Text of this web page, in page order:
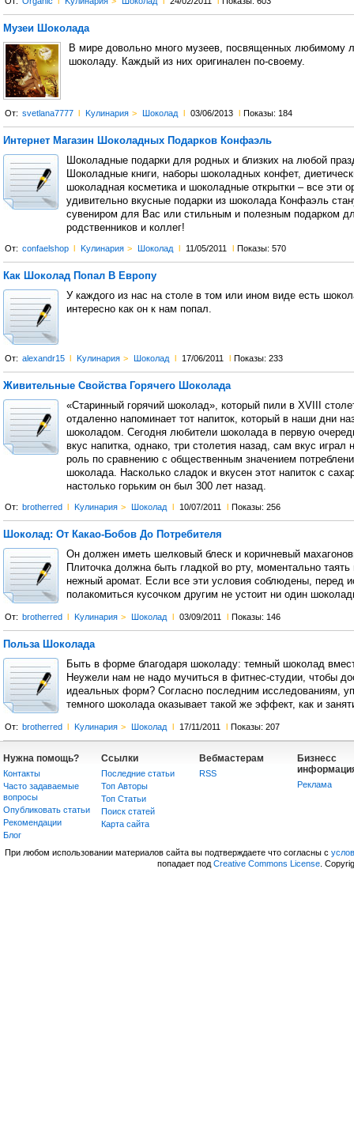
Музеи Шоколада
В мире довольно много музеев, посвященных любимому
шоколаду. Каждый из них оригинален по-своему.
От: svetlana7777 l Kулинария > Шоколад l 03/06/2013 l Показы: 184
Интернет Магазин Шоколадных Подарков Конфаэль
Шоколадные подарки для родных и близких на любой
Шоколадные книги, наборы шоколадных конфет,
шоколадная косметика и шоколадные открытки – все эти
удивительно вкусные подарки из шоколада Конфаэль
сувениром для Вас или стильным и полезным подарком
родственников и коллег!
От: confaelshop l Kулинария > Шоколад l 11/05/2011 l Показы: 570
Как Шоколад Попал В Европу
У каждого из нас на столе в том или ином виде есть
интересно как он к нам попал.
От: alexandr15 l Kулинария > Шоколад l 17/06/2011 l Показы: 233
Живительные Свойства Горячего Шоколада
«Старинный горячий шоколад», который пили в XVIII
отдаленно напоминает тот напиток, который в наши дни
шоколадом. Сегодня любители шоколада в первую
вкус напитка, однако, три столетия назад, сам вкус играл
роль по сравнению с общественным значением
шоколада. Насколько сладок и вкусен этот напиток с
настолько горьким он был 300 лет назад.
От: brotherred l Kулинария > Шоколад l 10/07/2011 l Показы: 256
Шоколад: От Какао-Бобов До Потребителя
Он должен иметь шелковый блеск и коричневый
Плиточка должна быть гладкой во рту, моментально таять
нежный аромат. Если все эти условия соблюдены, перед
полакомиться кусочком другим не устоит ни один
От: brotherred l Kулинария > Шоколад l 03/09/2011 l Показы: 146
Польза Шоколада
Быть в форме благодаря шоколаду: темный шоколад
Неужели нам не надо мучиться в фитнес-студии, чтобы
идеальных форм? Согласно последним исследованиям,
темного шоколада оказывает такой же эффект, как и
От: brotherred l Kулинария > Шоколад l 17/11/2011 l Показы: 207
Нужна помощь?
Контакты
Часто задаваемые
вопросы
Опубликовать статьи
Рекомендации
Блог
Ссылки
Последние статьи
Топ Авторы
Топ Статьи
Поиск статей
Карта сайта
Вебмастерам
RSS
Бизнесс
Реклама
При любом использовании материалов сайта вы подтверждаете что согласны с
попадает под Creative Commons License.